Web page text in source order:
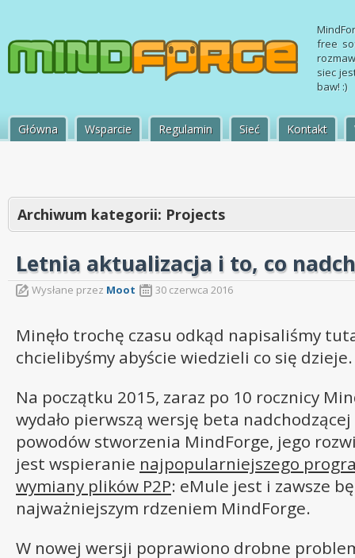
free
siec
baw! :)
Główna Wsparcie Regulamin Sieć Kontakt
Archiwum kategorii: Projects
Letnia aktualizacja i to, co
Wysłane przez Moot 30 czerwca 2016
Minęło trochę czasu odkąd napisaliśmy
chcielibyśmy abyście wiedzieli co się dzieje.
Na początku 2015, zaraz po 10 rocznicy
wydało pierwszą wersję beta nadchodzącej
powodów stworzenia MindForge, jego
jest wspieranie najpopularniejszego
wymiany plików P2P: eMule jest i zawsze
najważniejszym rdzeniem MindForge.
W nowej wersji poprawiono drobne